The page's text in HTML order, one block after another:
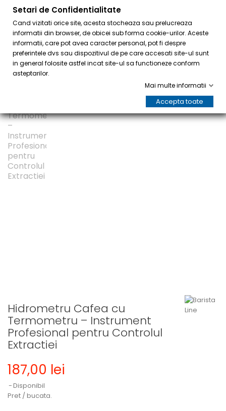
Hidrometru Cafea cu
Termometru – Instrument
Profesional pentru Controlul
Extractiei
187,00 lei
Disponibil
Pret / bucata.
Setari de Confidentialitate
Cand vizitati orice site, acesta stocheaza sau prelucreaza
informatii din browser, de obicei sub forma cookie-urilor. Aceste
informatii, care pot avea caracter personal, pot fi despre
preferintele dvs sau dispozitivul de pe care accesati site-ul sunt
in general folosite astfel incat site-ul sa functioneze conform
asteptarilor.
Mai multe informatii
Accepta toate